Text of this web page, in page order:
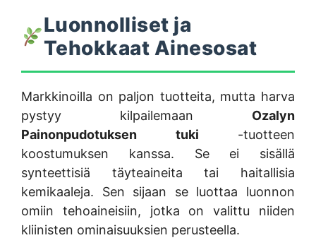
Luonnolliset ja
Tehokkaat Ainesosat
Markkinoilla on paljon tuotteita, mutta harva
pystyy kilpailemaan Ozalyn
Painonpudotuksen tuki -tuotteen
koostumuksen kanssa. Se ei sisällä
synteettisiä täyteaineita tai haitallisia
kemikaaleja. Sen sijaan se luottaa luonnon
omiin tehoaineisiin, jotka on valittu niiden
kliinisten ominaisuuksien perusteella.